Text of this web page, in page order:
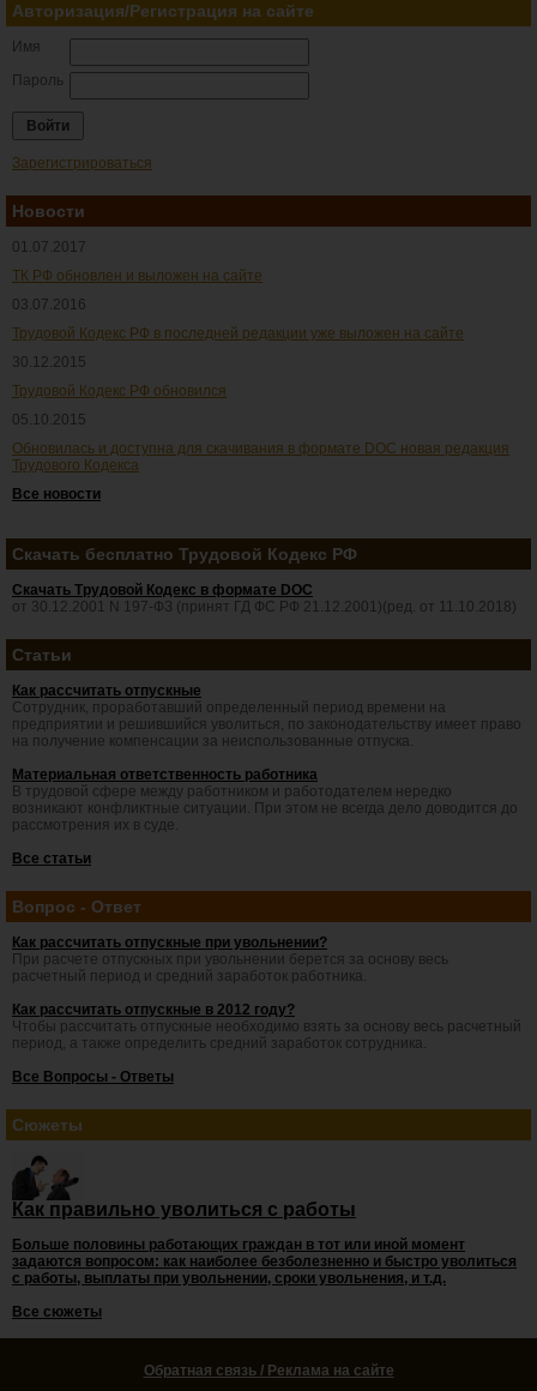
Авторизация/Регистрация на сайте
Имя
Пароль
Зарегистрироваться
Новости
01.07.2017
ТК РФ обновлен и выложен на сайте
03.07.2016
Трудовой Кодекс РФ в последней редакции уже выложен на сайте
30.12.2015
Трудовой Кодекс РФ обновился
05.10.2015
Обновилась и доступна для скачивания в формате DOC новая редакция
Трудового Кодекса
Все новости
Скачать бесплатно Трудовой Кодекс РФ
Скачать Трудовой Кодекс в формате DOC
от 30.12.2001 N 197-ФЗ (принят ГД ФС РФ 21.12.2001)(ред. от 11.10.2018)
Статьи
Как рассчитать отпускные
Сотрудник, проработавший определенный период времени на
предприятии и решившийся уволиться, по законодательству имеет право
на получение компенсации за неиспользованные отпуска.
Материальная ответственность работника
В трудовой сфере между работником и работодателем нередко
возникают конфликтные ситуации. При этом не всегда дело доводится до
рассмотрения их в суде.
Все статьи
Вопрос - Ответ
Как рассчитать отпускные при увольнении?
При расчете отпускных при увольнении берется за основу весь
расчетный период и средний заработок работника.
Как рассчитать отпускные в 2012 году?
Чтобы рассчитать отпускные необходимо взять за основу весь расчетный
период, а также определить средний заработок сотрудника.
Все Вопросы - Ответы
Сюжеты
Как правильно уволиться с работы
Больше половины работающих граждан в тот или иной момент
задаются вопросом: как наиболее безболезненно и быстро уволиться
с работы, выплаты при увольнении, сроки увольнения, и т.д.
Все сюжеты
Обратная связь / Реклама на сайте